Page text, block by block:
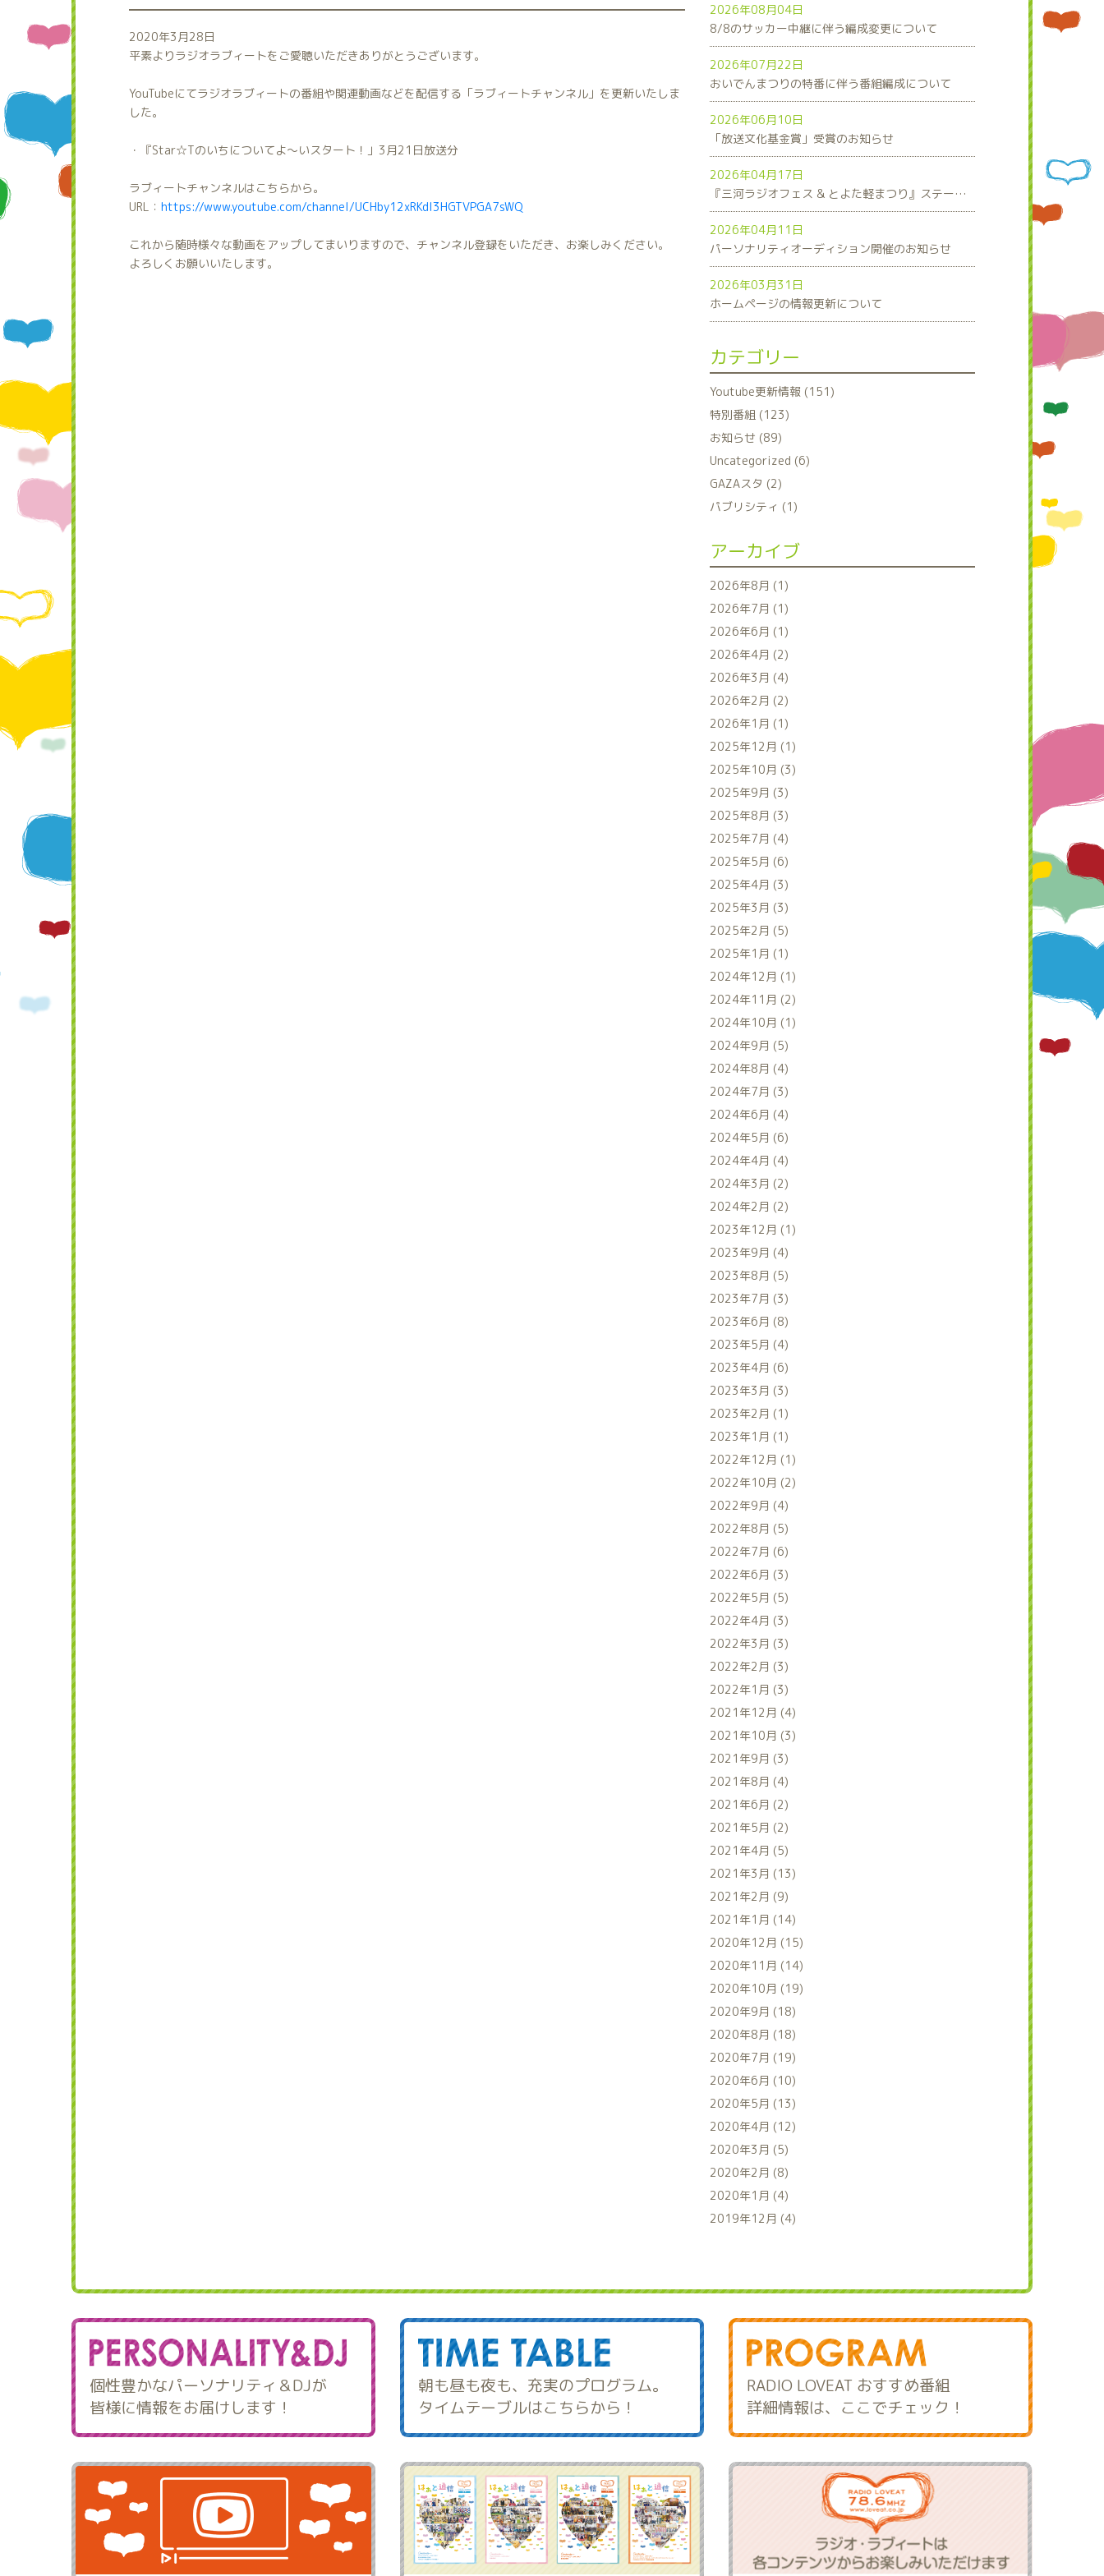
2020年3月28日
平素よりラジオラブィートをご愛聴いただきありがとうございます。
YouTubeにてラジオラブィートの番組や関連動画などを配信する「ラブィートチャンネル」を更新いたしま
した。
・『Star☆Tのいちについてよ～いスタート！」3月21日放送分
ラブィートチャンネルはこちらから。
URL： https://www.youtube.com/channel/UCHby12xRKdI3HGTVPGA7sWQ
これから随時様々な動画をアップしてまいりますので、チャンネル登録をいただき、お楽しみください。
よろしくお願いいたします。
2026年08月04日
8/8のサッカー中継に伴う編成変更について
2026年07月22日
おいでんまつりの特番に伴う番組編成について
2026年06月10日
「放送文化基金賞」受賞のお知らせ
2026年04月17日
『三河ラジオフェス & とよた軽まつり』ステージスケジュール発表！
2026年04月11日
パーソナリティオーディション開催のお知らせ
2026年03月31日
ホームページの情報更新について
カテゴリー
Youtube更新情報 (151)
特別番組 (123)
お知らせ (89)
Uncategorized (6)
GAZAスタ (2)
パブリシティ (1)
アーカイブ
2026年8月 (1)
2026年7月 (1)
2026年6月 (1)
2026年4月 (2)
2026年3月 (4)
2026年2月 (2)
2026年1月 (1)
2025年12月 (1)
2025年10月 (3)
2025年9月 (3)
2025年8月 (3)
2025年7月 (4)
2025年5月 (6)
2025年4月 (3)
2025年3月 (3)
2025年2月 (5)
2025年1月 (1)
2024年12月 (1)
2024年11月 (2)
2024年10月 (1)
2024年9月 (5)
2024年8月 (4)
2024年7月 (3)
2024年6月 (4)
2024年5月 (6)
2024年4月 (4)
2024年3月 (2)
2024年2月 (2)
2023年12月 (1)
2023年9月 (4)
2023年8月 (5)
2023年7月 (3)
2023年6月 (8)
2023年5月 (4)
2023年4月 (6)
2023年3月 (3)
2023年2月 (1)
2023年1月 (1)
2022年12月 (1)
2022年10月 (2)
2022年9月 (4)
2022年8月 (5)
2022年7月 (6)
2022年6月 (3)
2022年5月 (5)
2022年4月 (3)
2022年3月 (3)
2022年2月 (3)
2022年1月 (3)
2021年12月 (4)
2021年10月 (3)
2021年9月 (3)
2021年8月 (4)
2021年6月 (2)
2021年5月 (2)
2021年4月 (5)
2021年3月 (13)
2021年2月 (9)
2021年1月 (14)
2020年12月 (15)
2020年11月 (14)
2020年10月 (19)
2020年9月 (18)
2020年8月 (18)
2020年7月 (19)
2020年6月 (10)
2020年5月 (13)
2020年4月 (12)
2020年3月 (5)
2020年2月 (8)
2020年1月 (4)
2019年12月 (4)
個性豊かなパーソナリティ＆DJが
皆様に情報をお届けします！
朝も昼も夜も、充実のプログラム。
タイムテーブルはこちらから！
RADIO LOVEAT おすすめ番組
詳細情報は、ここでチェック！